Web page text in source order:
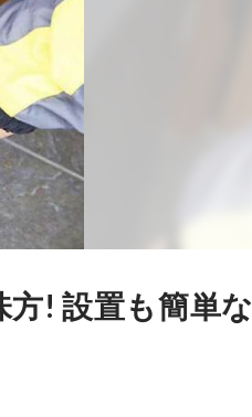
方! 設置も簡単な